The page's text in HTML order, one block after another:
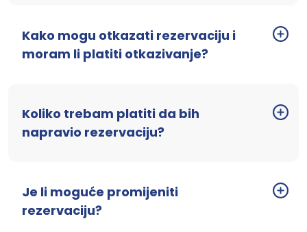
Kako mogu otkazati rezervaciju i
moram li platiti otkazivanje?
Koliko trebam platiti da bih
napravio rezervaciju?
Je li moguće promijeniti
rezervaciju?